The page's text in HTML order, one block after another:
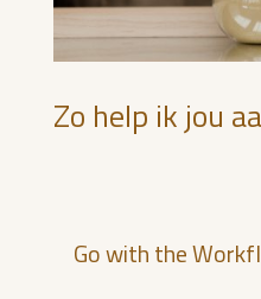
Zo help ik jou
Go with the